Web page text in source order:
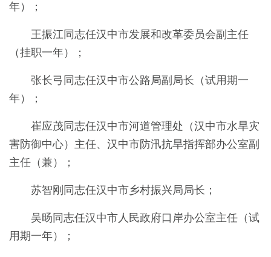
年）；
王振江 同志任汉中市发展和改革委员会副主任
（挂职一年）；
张长弓同志任汉中市公路局副局长（试用期一
年）；
崔应茂同志任汉中市河道管理处（汉中市水旱灾
害防御中心）主任、汉中市防汛抗旱指挥部办公室副
主任（兼）；
苏智刚同志任汉中市乡村振兴局局长；
吴旸同志任汉中市人民政府口岸办公室主任（试
用期一年）；